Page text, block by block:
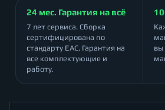
24 мес. Гарантия на всё
7 лет сервиса. Сборка
сертифицирована по
стандарту ЕАС. Гарантия на
все комплектующие и
работу.
вы